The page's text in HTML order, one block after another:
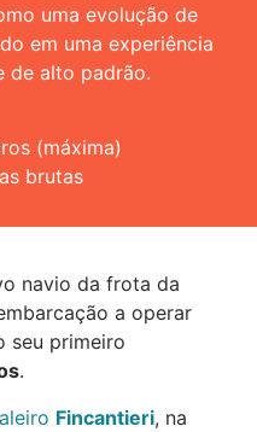
uma evolução de
em uma experiência
de alto padrão.
(máxima)
brutas
navio da frota da
a operar
seu primeiro
.
Fincantieri, na